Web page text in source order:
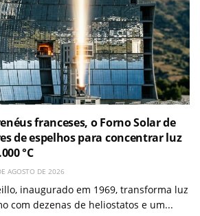
franceses, o Forno Solar de
de espelhos para concentrar luz
°C
AGOSTO DE 2026
inaugurado em 1969, transforma luz
com dezenas de heliostatos e um...